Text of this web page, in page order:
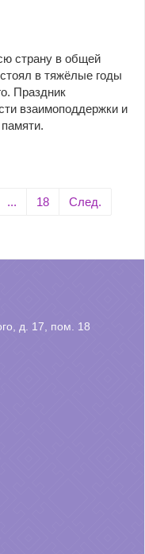
страну в общей
в тяжёлые годы
Праздник
взаимоподдержки и
... 18 След.
д. 17, пом. 18